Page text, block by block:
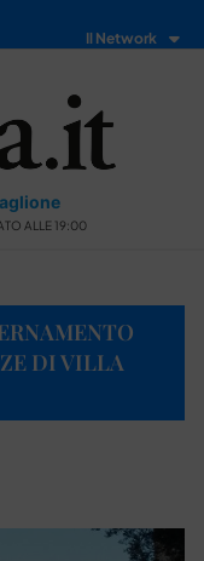
Il Network
ALLE 19:00
DI VILLA